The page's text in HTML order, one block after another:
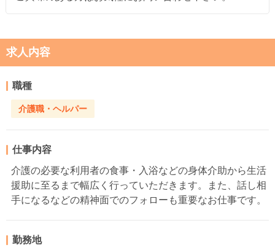
求人内容
職種
介護職・ヘルパー
仕事内容
介護の必要な利用者の食事・入浴などの身体介助から生活
援助に至るまで幅広く行っていただきます。また、話し相
手になるなどの精神面でのフォローも重要なお仕事です。
勤務地